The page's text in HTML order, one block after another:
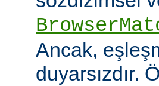
Ancak,
duyarsızdır.